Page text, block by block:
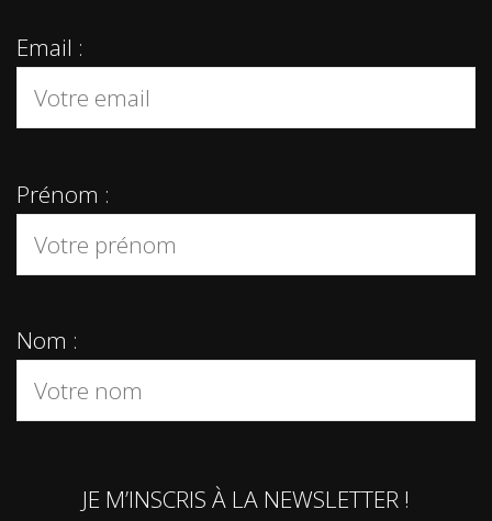
Email :
Prénom :
Nom :